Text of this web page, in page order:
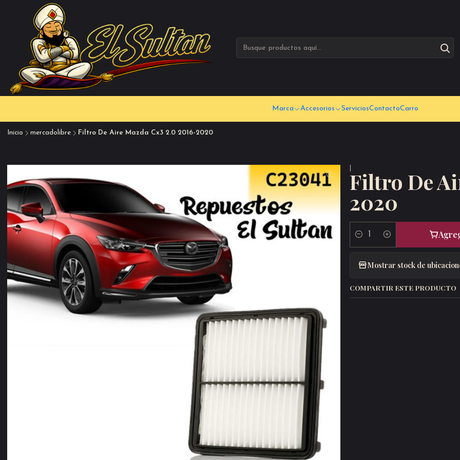
Marca Accesorios ServiciosContactoCarro
Inicio mercadolibre Filtro De Aire Mazda Cx3 2.0 2016-2020
Filtro De
2020
Cantidad
Mostrar stock de
COMPARTIR ESTE PRODUCTO